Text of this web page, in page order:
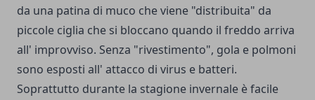
da una patina di muco che viene "distribuita" da
piccole ciglia che si bloccano quando il freddo arriva
all' improvviso. Senza "rivestimento", gola e polmoni
sono esposti all' attacco di virus e batteri.
Soprattutto durante la stagione invernale è facile